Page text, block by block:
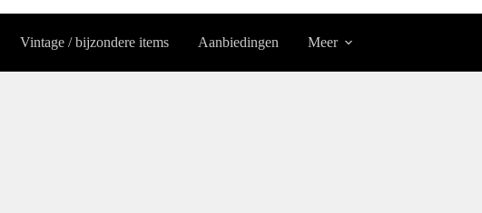
Vintage / bijzondere items Aanbiedingen Meer